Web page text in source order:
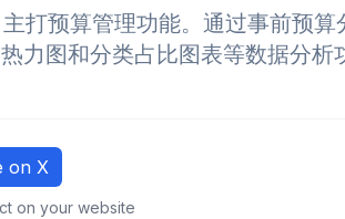
打预算管理功能。通过事前预算
力图和分类占比图表等数据分析
on X
on your website